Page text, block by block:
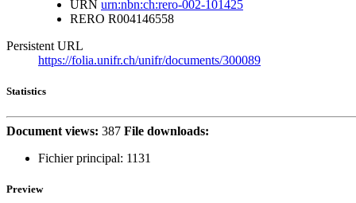
URN urn:nbn:ch:rero-002-101425
RERO R004146558
Persistent URL
https://folia.unifr.ch/unifr/documents/300089
Statistics
Document views: 387 File downloads:
Fichier principal: 1131
Preview